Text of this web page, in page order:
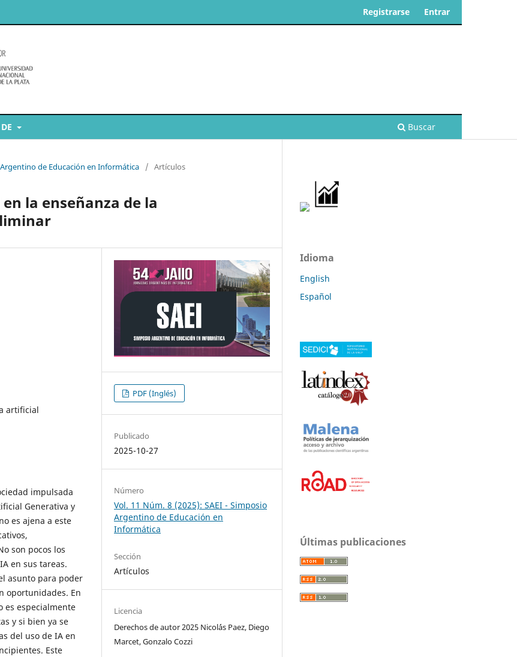
Buscar
Registrarse Entrar
de Educación en Informática / Artículos
la enseñanza de la
artificial
impulsada
Generativa y
es ajena a este
son pocos los
en sus tareas.
asunto para poder
oportunidades. En
es especialmente
y si bien ya se
del uso de IA en
Este
PDF (Inglés)
Publicado
2025-10-27
Número
Vol. 11 Núm. 8 (2025): SAEI - Simposio
Argentino de Educación en
Informática
Sección
Artículos
Licencia
Derechos de autor 2025 Nicol´ás Paez, Diego
Marcet, Gonzalo Cozzi
Idioma
English
Español
Últimas publicaciones